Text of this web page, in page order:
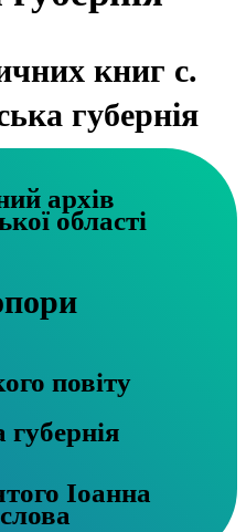
книг с.
губернія
архів
області
повіту
губернія
Іоанна